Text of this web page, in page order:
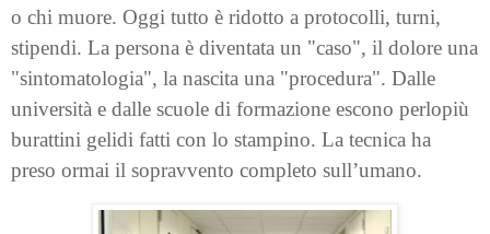
o chi muore. Oggi tutto è ridotto a protocolli, turni,
stipendi. La persona è diventata un "caso", il dolore una
"sintomatologia", la nascita una "procedura". Dalle
università e dalle scuole di formazione escono perlopiù
burattini gelidi fatti con lo stampino. La tecnica ha
preso ormai il sopravvento completo sull’umano.